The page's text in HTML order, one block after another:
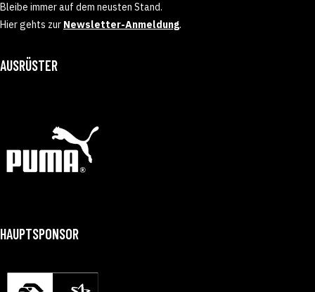
Bleibe immer auf dem neusten Stand.
Hier gehts zur Newsletter-Anmeldung.
AUSRÜSTER
HAUPTSPONSOR